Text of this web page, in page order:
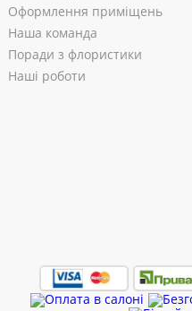
Оформлення приміщень
Наша команда
Поради з флористики
Наші роботи